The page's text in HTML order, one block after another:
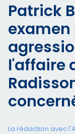
Patrick
examen
l'affaire
La rédaction avec